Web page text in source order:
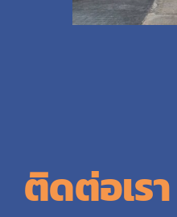
ติดต่อเรา